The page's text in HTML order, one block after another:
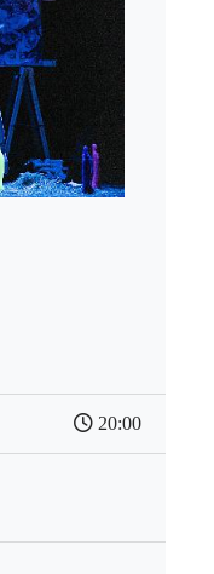
20:00